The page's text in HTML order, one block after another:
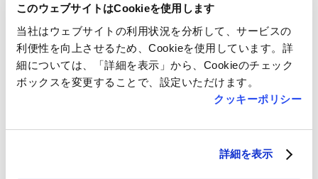
このウェブサイトはCookieを使用します
当社はウェブサイトの利用状況を分析して、サービスの
利便性を向上させるため、Cookieを使用しています。詳
細については、「詳細を表示」から、Cookieのチェック
ボックスを変更することで、設定いただけます。
クッキーポリシー
詳細を表示